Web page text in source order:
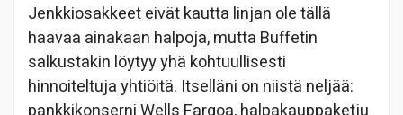
Jenkkiosakkeet eivät kautta linjan ole tällä
haavaa ainakaan halpoja, mutta Buffetin
salkustakin löytyy yhä kohtuullisesti
hinnoiteltuja yhtiöitä. Itselläni on niistä neljää: